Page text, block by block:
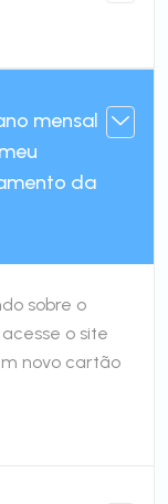
mensal
da
sobre o
o site
novo cartão